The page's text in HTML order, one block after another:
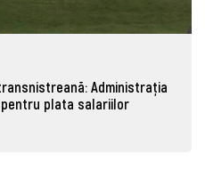
Administrația
plata salariilor